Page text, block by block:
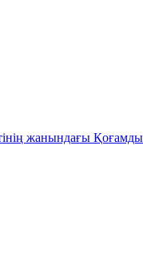
жанындағы